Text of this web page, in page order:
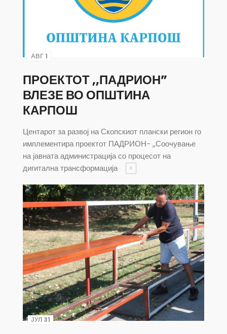
АВГ 1
ПРОЕКТОТ ,,ПАДРИОН”
ВЛЕЗЕ ВО ОПШТИНА
КАРПОШ
Центарот за развој на Скопскиот плански регион го
имплементира проектот ПАДРИОН- ,,Соочување
на јавната администрација со процесот на
дигитална трансформација
+
ЈУЛ 31